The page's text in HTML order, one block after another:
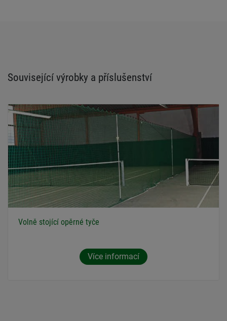
Související výrobky a příslušenství
Volně stojící opěrné tyče
Více informací